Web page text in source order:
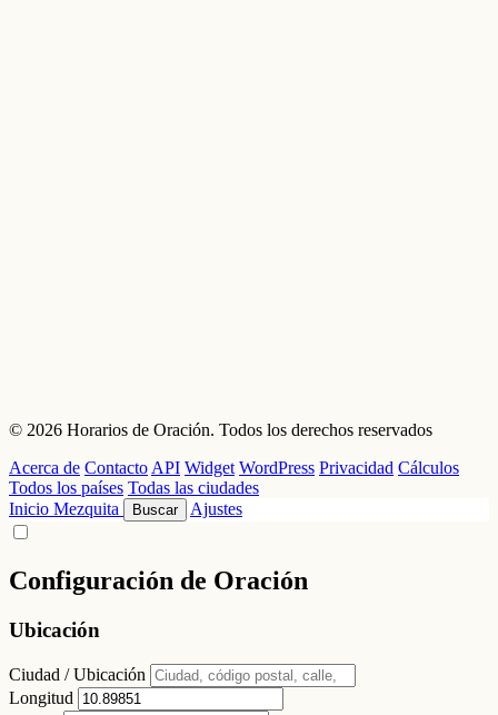
© 2026 Horarios de Oración. Todos los derechos reservados
Acerca de Contacto API Widget WordPress Privacidad Cálculos
Todos los países Todas las ciudades
Inicio Mezquita Buscar Ajustes
Configuración de Oración
Ubicación
Ciudad / Ubicación
Longitud